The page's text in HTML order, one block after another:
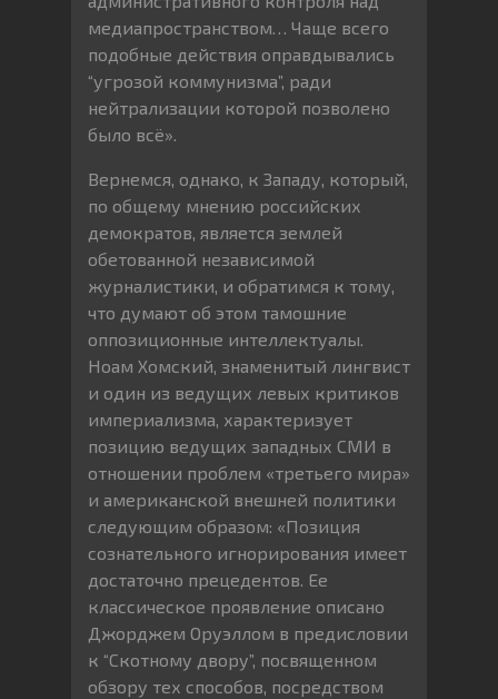
медиапространством… Чаще всего
подобные действия оправдывались
“угрозой коммунизма”, ради
нейтрализации которой позволено
было всё».
Вернемся, однако, к Западу, который,
по общему мнению российских
демократов, является землей
обетованной независимой
журналистики, и обратимся к тому,
что думают об этом тамошние
оппозиционные интеллектуалы.
Ноам Хомский, знаменитый лингвист
и один из ведущих левых критиков
империализма, характеризует
позицию ведущих западных СМИ в
отношении проблем «третьего мира»
и американской внешней политики
следующим образом: «Позиция
сознательного игнорирования имеет
достаточно прецедентов. Ее
классическое проявление описано
Джорджем Оруэллом в предисловии
к “Скотному двору”, посвященном
обзору тех способов, посредством